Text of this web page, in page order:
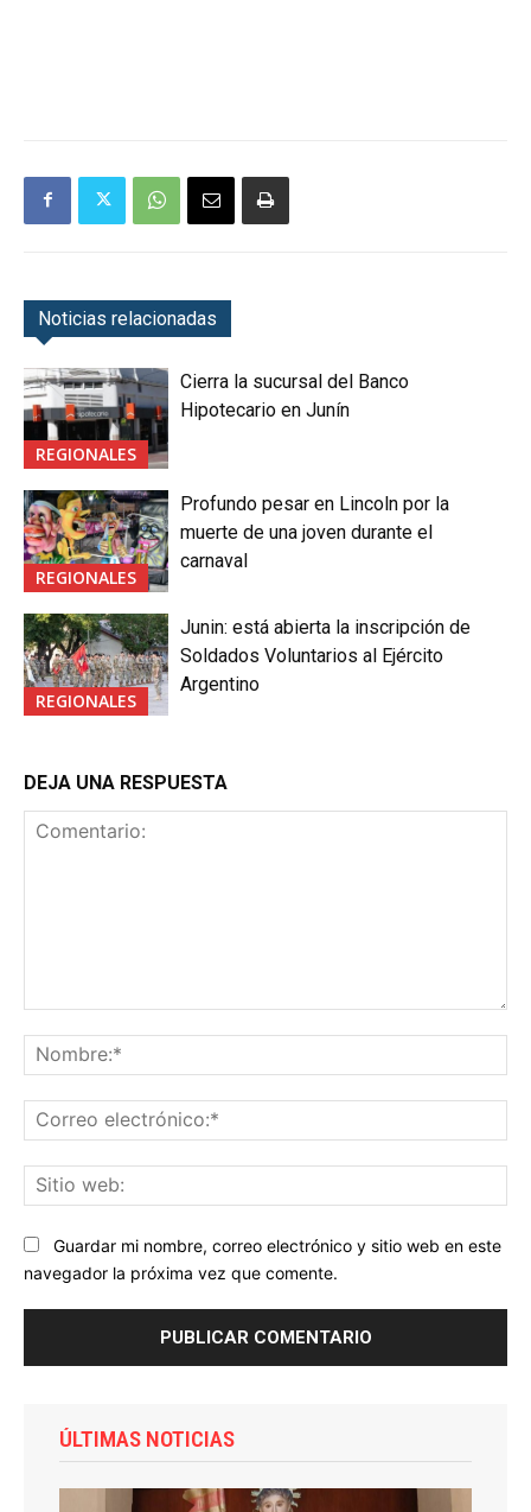
Noticias relacionadas
REGIONALES
Cierra la sucursal del Banco
Hipotecario en Junín
REGIONALES
Profundo pesar en Lincoln por la
muerte de una joven durante el
carnaval
REGIONALES
Junin: está abierta la inscripción de
Soldados Voluntarios al Ejército
Argentino
DEJA UNA RESPUESTA
Guardar mi nombre, correo electrónico y sitio web en este
navegador la próxima vez que comente.
ÚLTIMAS NOTICIAS